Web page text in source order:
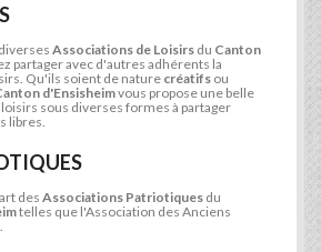
Associations de Loisirs du Canton
partager avec d'autres adhérents la
Qu'ils soient de nature créatifs ou
d'Ensisheimvous propose une belle
sous diverses formes à partager
libres.
des Associations Patriotiques du
telles que l'Association des Anciens